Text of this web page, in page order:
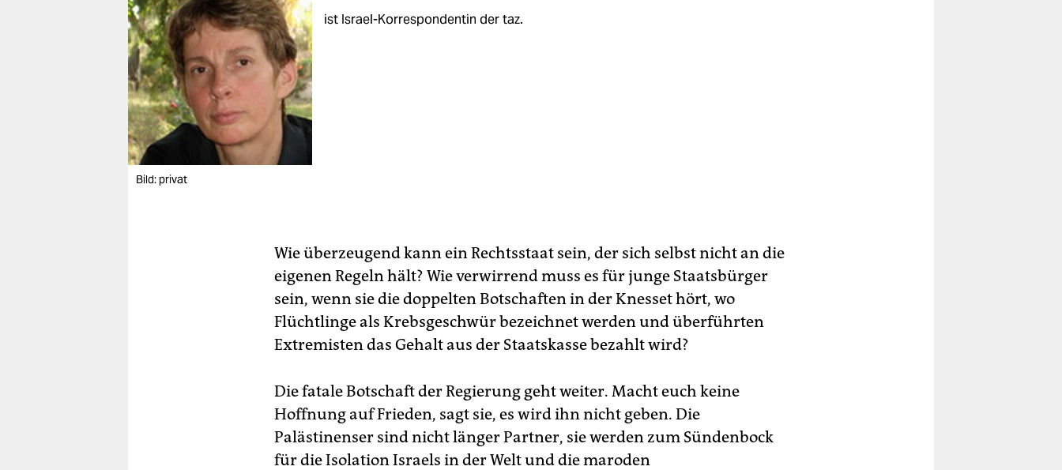
Bild: privat
ist Israel-Korrespondentin der taz.
Wie überzeugend kann ein Rechtsstaat sein, der sich selbst nicht an die
eigenen Regeln hält? Wie verwirrend muss es für junge Staatsbürger
sein, wenn sie die doppelten Botschaften in der Knesset hört, wo
Flüchtlinge als Krebsgeschwür bezeichnet werden und überführten
Extremisten das Gehalt aus der Staatskasse bezahlt wird?
Die fatale Botschaft der Regierung geht weiter. Macht euch keine
Hoffnung auf Frieden, sagt sie, es wird ihn nicht geben. Die
Palästinenser sind nicht länger Partner, sie werden zum Sündenbock
für die Isolation Israels in der Welt und die maroden